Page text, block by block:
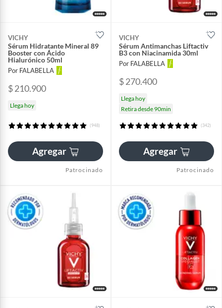
VICHY
Sérum Hidratante Mineral 89
Booster con Ácido
Hialurónico 50ml
Por FALABELLA
$ 210.900
Llega hoy
(948)
Agregar
Patrocinado
VICHY
Sérum Antimanchas Liftactiv
B3 con Niacinamida 30ml
Por FALABELLA
$ 270.400
Llega hoy
Retira desde 90min
(342)
Agregar
Patrocinado